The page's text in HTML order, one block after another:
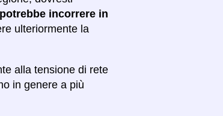
incorrere in
ulteriormente la
alla tensione di rete
in genere a più